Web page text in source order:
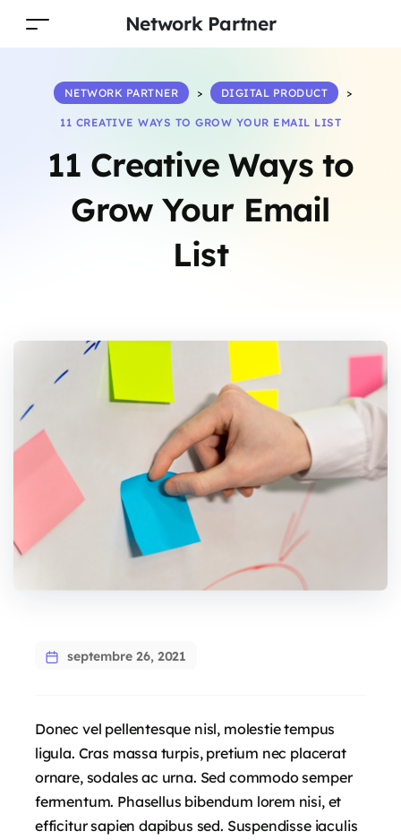
Network Partner
11 Creative Ways to
Grow Your Email
List
NETWORK PARTNER > DIGITAL PRODUCT >
11 CREATIVE WAYS TO GROW YOUR EMAIL LIST
septembre 26, 2021
Donec vel pellentesque nisl, molestie tempus
ligula. Cras massa turpis, pretium nec placerat
ornare, sodales ac urna. Sed commodo semper
fermentum. Phasellus bibendum lorem nisi, et
efficitur sapien dapibus sed. Suspendisse iaculis